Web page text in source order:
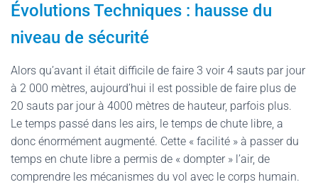
Évolutions Techniques : hausse du
niveau de sécurité
Alors qu’avant il était difficile de faire 3 voir 4 sauts par jour
à 2 000 mètres, aujourd’hui il est possible de faire plus de
20 sauts par jour à 4000 mètres de hauteur, parfois plus.
Le temps passé dans les airs, le temps de chute libre, a
donc énormément augmenté. Cette « facilité » à passer du
temps en chute libre a permis de « dompter » l’air, de
comprendre les mécanismes du vol avec le corps humain.